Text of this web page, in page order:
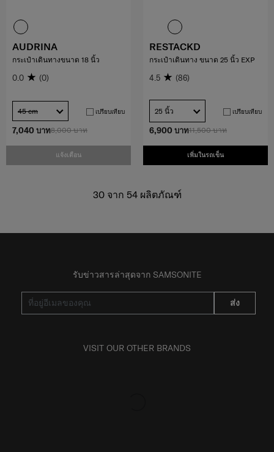
8,000 บาท
7,040 บาท
แจ้งเตือน
AUDRINA
กระเป๋าเดินทางขนาด 18 นิ้ว
0.0 (0)
45 cm เปรียบเทียบ
11,500 บาท
6,900 บาท
เพิ่มในรถเข็น
RESTACKD
กระเป๋าเดินทาง ขนาด 25 นิ้ว EXP
4.5 (86)
25 นิ้ว เปรียบเทียบ
30จาก 54ผลิตภัณฑ์
รับข่าวสารล่าสุดจาก SAMSONITE
ส่ง
VISIT OUR OTHER BRANDS